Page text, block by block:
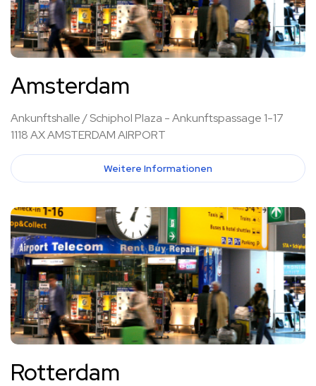
Amsterdam
Ankunftshalle / Schiphol Plaza - Ankunftspassage 1-17
1118 AX AMSTERDAM AIRPORT
Weitere Informationen
Rotterdam